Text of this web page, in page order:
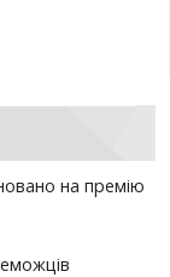
на премію